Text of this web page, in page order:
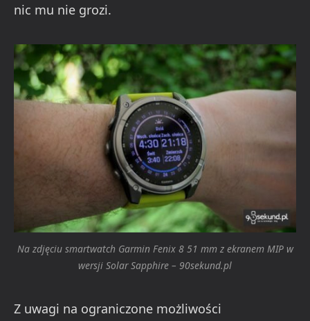
nic mu nie grozi.
Na zdjęciu smartwatch Garmin Fenix 8 51 mm z ekranem MIP w
wersji Solar Sapphire – 90sekund.pl
Z uwagi na ograniczone możliwości